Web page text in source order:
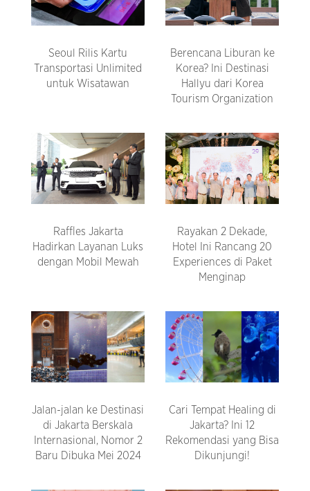
Seoul Rilis Kartu
Transportasi Unlimited
untuk Wisatawan
Berencana Liburan ke
Korea? Ini Destinasi
Hallyu dari Korea
Tourism Organization
Raffles Jakarta
Hadirkan Layanan Luks
dengan Mobil Mewah
Rayakan 2 Dekade,
Hotel Ini Rancang 20
Experiences di Paket
Menginap
Jalan-jalan ke Destinasi
di Jakarta Berskala
Internasional, Nomor 2
Baru Dibuka Mei 2024
Cari Tempat Healing di
Jakarta? Ini 12
Rekomendasi yang Bisa
Dikunjungi!